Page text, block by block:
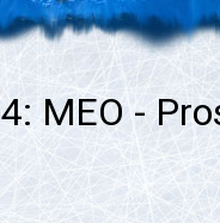
MEO -